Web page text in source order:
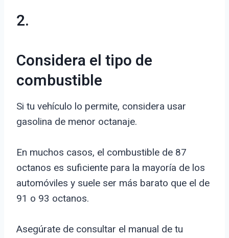
2.
Considera el tipo de
combustible
Si tu vehículo lo permite, considera usar
gasolina de menor octanaje.
En muchos casos, el combustible de 87
octanos es suficiente para la mayoría de los
automóviles y suele ser más barato que el de
91 o 93 octanos.
Asegúrate de consultar el manual de tu